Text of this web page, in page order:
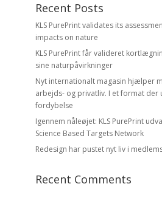
Recent Posts
KLS PurePrint validates its
impacts on nature
KLS PurePrint får valideret
sine naturpåvirkninger
Nyt internationalt magasin hjælper
arbejds- og privatliv. I et format der
fordybelse
Igennem nåleøjet: KLS PurePrint
Science Based Targets Network
Redesign har pustet nyt liv i
Recent Comments